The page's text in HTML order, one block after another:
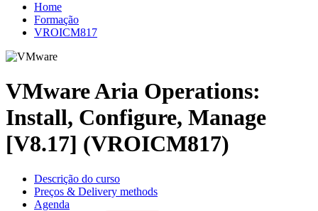
Home
Formação
VROICM817
VMware Aria Operations:
Install, Configure, Manage
[V8.17] (VROICM817)
Descrição do curso
Preços & Delivery methods
Agenda